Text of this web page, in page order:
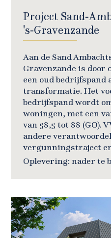
Project Sand-
's-Gravenzande
Aan de Sand
Gravenzande is door
een oud bedrijfspand
transformatie. Het
bedrijfspand wordt
woningen, met een
van 58,5 tot 88 (GO).
andere
vergunningstraject
Oplevering: nader te